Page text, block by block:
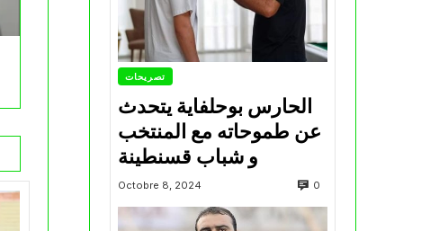
تصريحات
الحارس بوحلفاية يتحدث
عن طموحاته مع المنتخب
و شباب قسنطينة
Octobre 8, 2024 0